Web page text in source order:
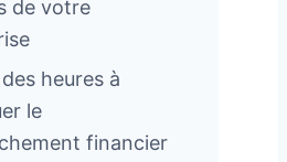
de votre
heures à
le
financier